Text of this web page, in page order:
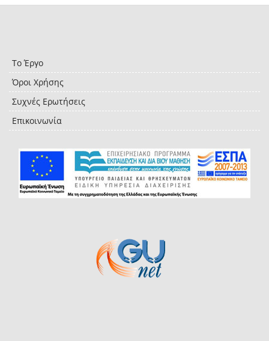
Το Έργο
Όροι Χρήσης
Συχνές Ερωτήσεις
Επικοινωνία